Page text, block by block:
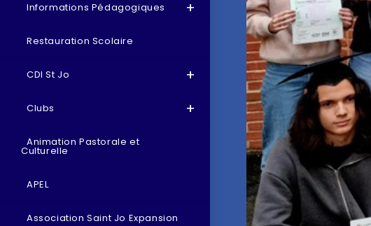
Informations Pédagogiques
Restauration Scolaire
CDI St Jo
Clubs
Animation Pastorale et
Culturelle
APEL
Association Saint Jo Expansion